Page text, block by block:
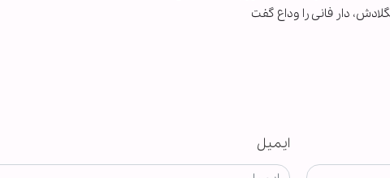
دار فانی را وداع گفت
ایمیل